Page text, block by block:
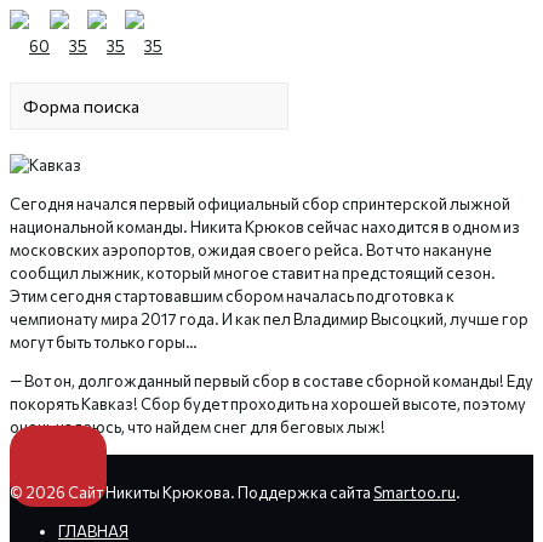
Сегодня начался первый официальный сбор спринтерской лыжной
национальной команды. Никита Крюков сейчас находится в одном из
московских аэропортов, ожидая своего рейса. Вот что накануне
сообщил лыжник, который многое ставит на предстоящий сезон.
Этим сегодня стартовавшим сбором началась подготовка к
чемпионату мира 2017 года. И как пел Владимир Высоцкий, лучше гор
могут быть только горы…
— Вот он, долгожданный первый сбор в составе сборной команды! Еду
покорять Кавказ! Сбор будет проходить на хорошей высоте, поэтому
очень надеюсь, что найдем снег для беговых лыж!
© 2026 Сайт Никиты Крюкова. Поддержка сайтаSmartoo.ru.
ГЛАВНАЯ